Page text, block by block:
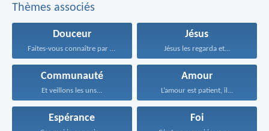
Thèmes associés
Douceur
Faites-vous connaître par votre...
Jésus
Jésus les regarda et...
Communauté
Et veillons les uns...
Amour
L’amour est patient, il...
Espérance Foi